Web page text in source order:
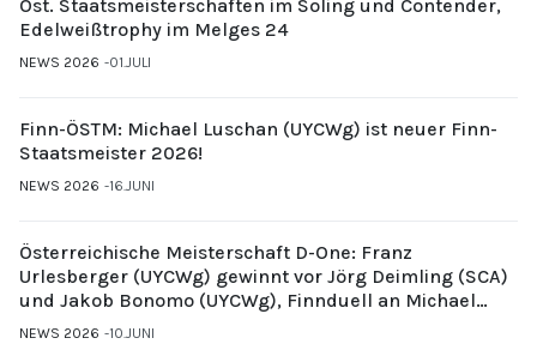
Öst. Staatsmeisterschaften im Soling und Contender,
Edelweißtrophy im Melges 24
NEWS 2026 01.JULI
Finn-ÖSTM: Michael Luschan (UYCWg) ist neuer Finn-
Staatsmeister 2026!
NEWS 2026 16.JUNI
Österreichische Meisterschaft D-One: Franz
Urlesberger (UYCWg) gewinnt vor Jörg Deimling (SCA)
und Jakob Bonomo (UYCWg), Finnduell an Michael
Gubi (UYCMo)
NEWS 2026 10.JUNI